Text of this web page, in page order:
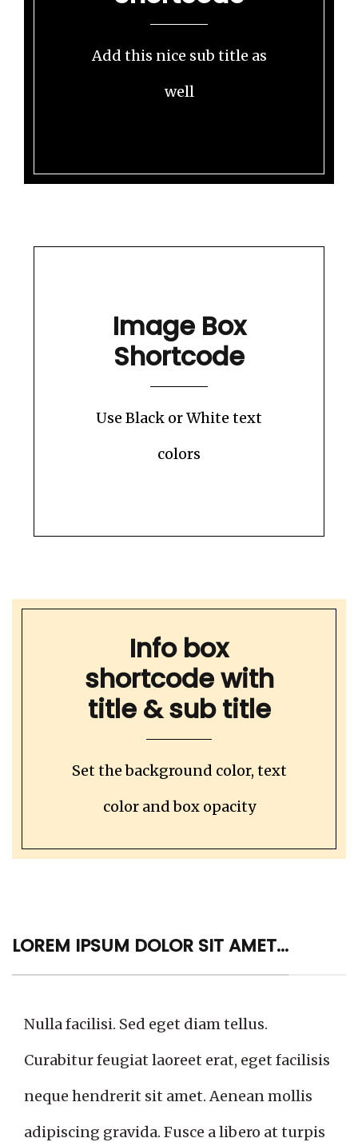
Add this nice sub title as
well
Image Box
Shortcode
Use Black or White text
colors
Info box
shortcode with
title & sub title
Set the background color, text
color and box opacity
LOREM IPSUM DOLOR SIT AMET...
Nulla facilisi. Sed eget diam tellus.
Curabitur feugiat laoreet erat, eget facilisis
neque hendrerit sit amet. Aenean mollis
adipiscing gravida. Fusce a libero at turpis